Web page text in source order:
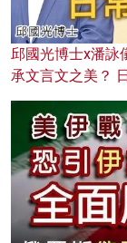
邱國光博士x潘詠
承文言文之美？